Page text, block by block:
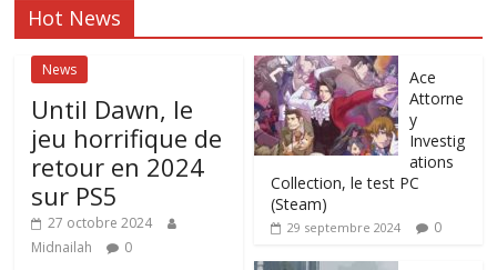
Hot News
News
Until Dawn, le
jeu horrifique de
retour en 2024
sur PS5
27 octobre 2024
Midnailah
0
Ace
Attorne
y
Investig
ations
Collection, le test PC
(Steam)
29 septembre 2024 0